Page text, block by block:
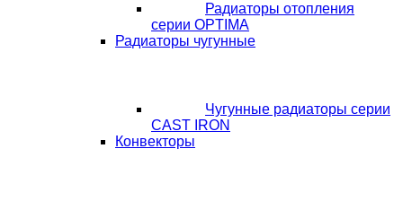
Радиаторы отопления
серии OPTIMA
Радиаторы чугунные
Чугунные радиаторы серии
CAST IRON
Конвекторы